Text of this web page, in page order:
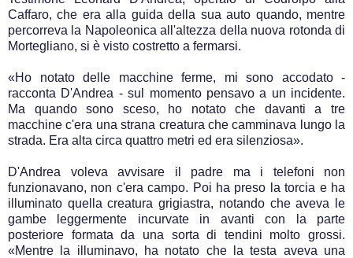
Caffaro, che era alla guida della sua auto quando, mentre
percorreva la Napoleonica all'altezza della nuova rotonda di
Mortegliano, si è visto costretto a fermarsi.
«Ho notato delle macchine ferme, mi sono accodato -
racconta D'Andrea - sul momento pensavo a un incidente.
Ma quando sono sceso, ho notato che davanti a tre
macchine c'era una strana creatura che camminava lungo la
strada. Era alta circa quattro metri ed era silenziosa».
D'Andrea voleva avvisare il padre ma i telefoni non
funzionavano, non c'era campo. Poi ha preso la torcia e ha
illuminato quella creatura grigiastra, notando che aveva le
gambe leggermente incurvate in avanti con la parte
posteriore formata da una sorta di tendini molto grossi.
«Mentre la illuminavo, ha notato che la testa aveva una